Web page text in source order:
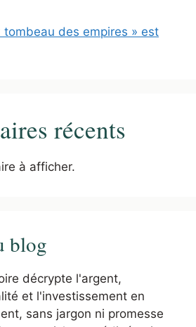
des empires » est
récents
à afficher.
blog
décrypte l'argent,
et l'investissement en
sans jargon ni promesse